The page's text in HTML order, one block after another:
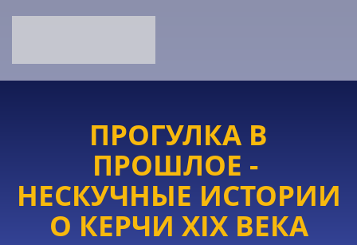
ПРОГУЛКА В
ПРОШЛОЕ -
НЕСКУЧНЫЕ ИСТОРИИ
О КЕРЧИ ХIХ ВЕКА